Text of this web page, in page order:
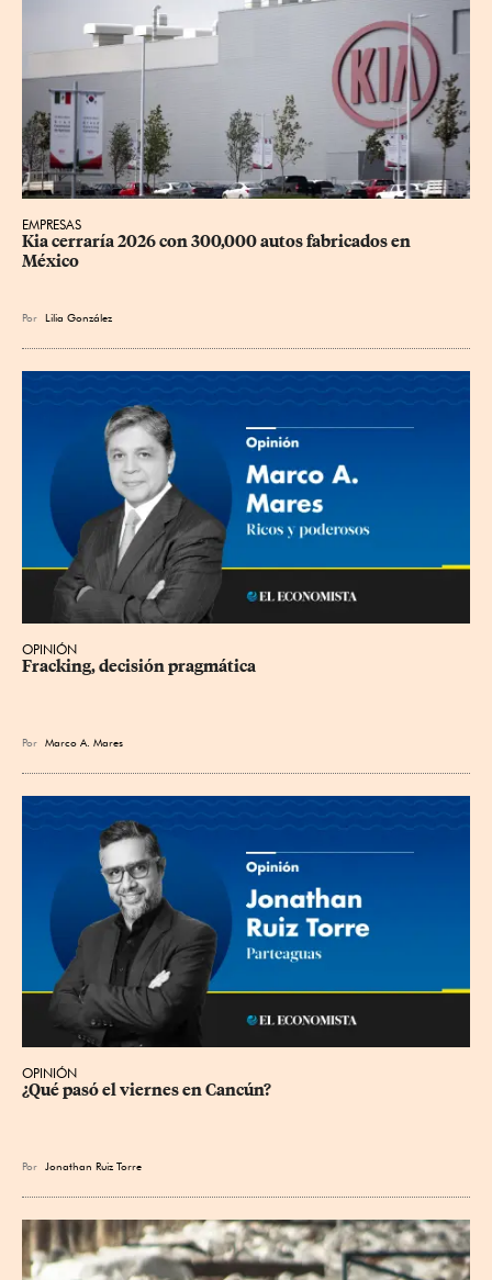
EMPRESAS
Kia cerraría 2026 con 300,000 autos fabricados en
México
Por Lilia González
OPINIÓN
Fracking, decisión pragmática
Por Marco A. Mares
OPINIÓN
¿Qué pasó el viernes en Cancún?
Por Jonathan Ruiz Torre